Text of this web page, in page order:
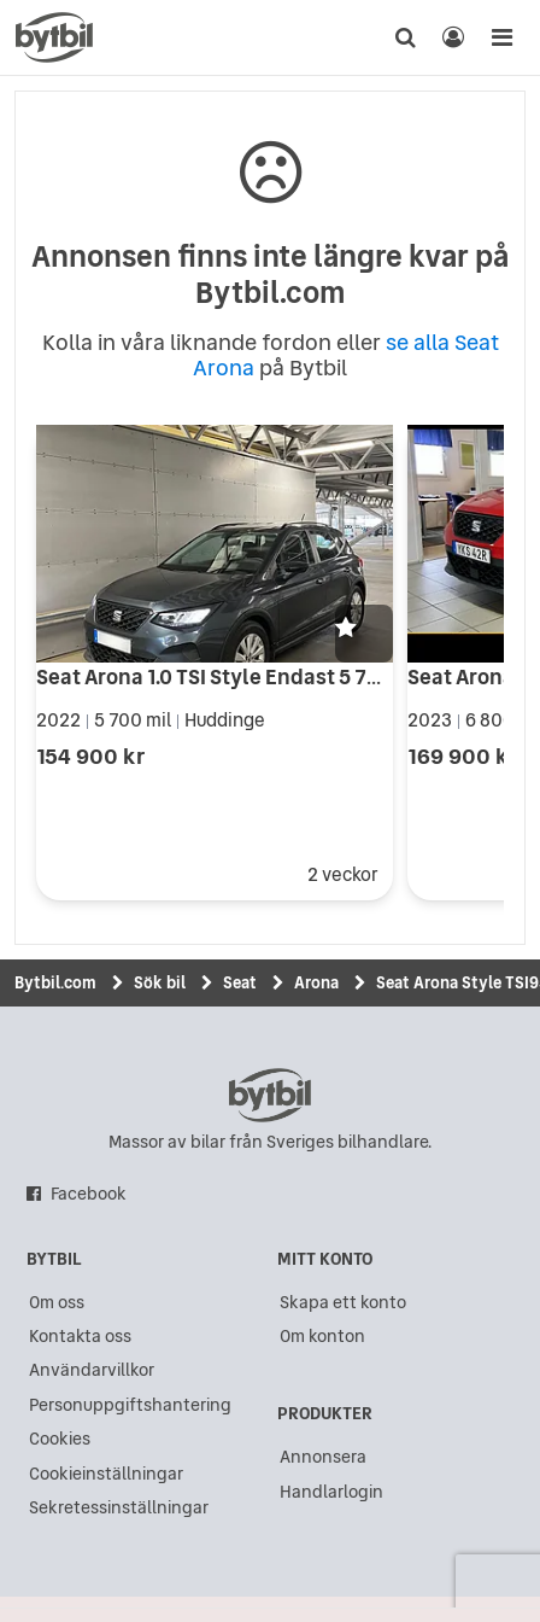
Annonsen finns inte längre kvar på
Bytbil.com
Kolla in våra liknande fordon ellerse alla Seat
Arona på Bytbil
Seat Arona 1.0 TSI Style Endast 5 700 mil Momsbil |LED|Välutrustad
2022 5 700 mil Huddinge
154 900 kr
2 veckor
2023 6 806
169 900 kr
Bytbil.com Sök bil Seat Arona Seat Arona Style
Massor av bilar från Sveriges bilhandlare.
Facebook
BYTBIL
Om oss
Kontakta oss
Användarvillkor
Personuppgiftshantering
Cookies
Cookieinställningar
Sekretessinställningar
MITT KONTO
Skapa ett konto
Om konton
PRODUKTER
Annonsera
Handlarlogin